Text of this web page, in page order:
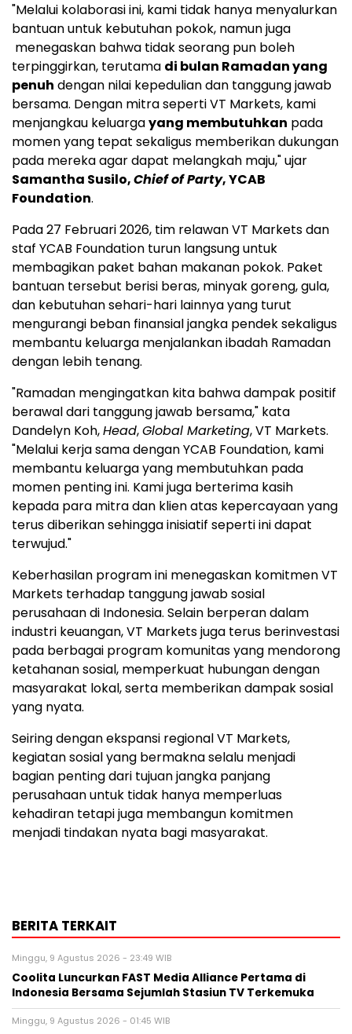
"Melalui kolaborasi ini, kami tidak hanya menyalurkan
bantuan untuk kebutuhan pokok, namun juga
menegaskan bahwa tidak seorang pun boleh
terpinggirkan, terutama di bulan Ramadan yang
penuh dengan nilai kepedulian dan tanggung jawab
bersama. Dengan mitra seperti VT Markets, kami
menjangkau keluargayang membutuhkan pada
momen yang tepat sekaligus memberikan dukungan
pada mereka agar dapat melangkah maju," ujar
Samantha Susilo,Chief of Party, YCAB
Foundation.
Pada 27 Februari 2026, tim relawan VT Markets dan
staf YCAB Foundation turun langsung untuk
membagikan paket bahan makanan pokok. Paket
bantuan tersebut berisi beras, minyak goreng, gula,
dan kebutuhan sehari-hari lainnya yang turut
mengurangi beban finansial jangka pendek sekaligus
membantu keluarga menjalankan ibadah Ramadan
dengan lebih tenang.
"Ramadan mengingatkan kita bahwa dampak positif
berawal dari tanggung jawab bersama," kata
Dandelyn Koh,Head,Global Marketing, VT Markets.
"Melalui kerja sama dengan YCAB Foundation, kami
membantu keluarga yang membutuhkan pada
momen penting ini. Kami juga berterima kasih
kepada para mitra dan klien atas kepercayaan yang
terus diberikan sehingga inisiatif seperti ini dapat
terwujud."
Keberhasilan program ini menegaskan komitmen VT
Markets terhadap tanggung jawab sosial
perusahaan di Indonesia. Selain berperan dalam
industri keuangan, VT Markets juga terus berinvestasi
pada berbagai program komunitas yang mendorong
ketahanan sosial, memperkuat hubungan dengan
masyarakat lokal, serta memberikan dampak sosial
yang nyata.
Seiring dengan ekspansi regional VT Markets,
kegiatan sosial yang bermakna selalu menjadi
bagian penting dari tujuan jangka panjang
perusahaan untuk tidak hanya memperluas
kehadiran tetapi juga membangun komitmen
menjadi tindakan nyata bagi masyarakat.
BERITA TERKAIT
Minggu, 9 Agustus 2026 - 23:49 WIB
Coolita Luncurkan FAST Media Alliance Pertama di
Indonesia Bersama Sejumlah Stasiun TV Terkemuka
Minggu, 9 Agustus 2026 - 01:45 WIB